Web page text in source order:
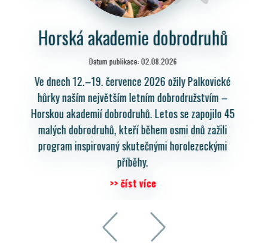
45
Cyklo Hravě I. 2026
Datum publikace: 21.07.2026
týden plný kilometrů, her a nových dovedností.
turnus příměstského tábora CYKLO HRAVĚ 2026
námi! Pět dnů plných cyklistiky, her a nových
dovedností si ve Staré Vsi nad Ondřejnicí
>> číst více